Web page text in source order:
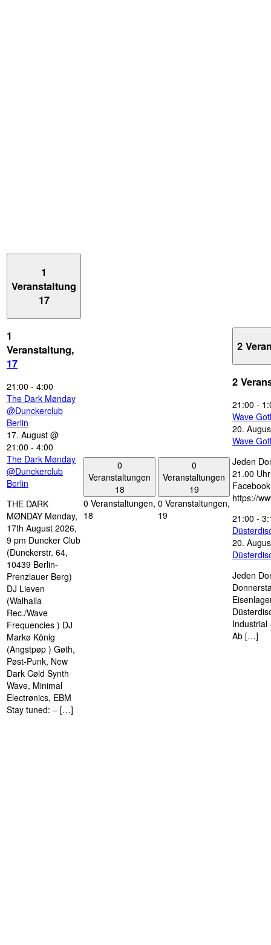
1
Veranstaltung
17
1
Veranstaltung,
17
21:00 - 4:00
The Dark Mønday
@Dunckerclub
Berlin
17. August @
21:00 - 4:00
The Dark Mønday
@Dunckerclub
Berlin
THE DARK
MØNDAY Mønday,
17th August 2026,
9 pm Duncker Club
(Dunckerstr. 64,
10439 Berlin-
Prenzlauer Berg)
DJ Lieven
(Walhalla
Rec./Wave
Frequencies ) DJ
Markø König
(Angstpøp ) Gøth,
Pøst-Punk, New
Dark Cøld Synth
Wave, Minimal
Electrønics, EBM
Stay tuned: – […]
0
Veranstaltungen
18
0 Veranstaltungen,
18
0
Veranstaltungen
19
0 Veranstaltungen,
19
2
2
21:00 -
Wave
20.
Wave
Jeden
21.00
https://
21:00 -
20.
Jeden
Industrial
Ab […]